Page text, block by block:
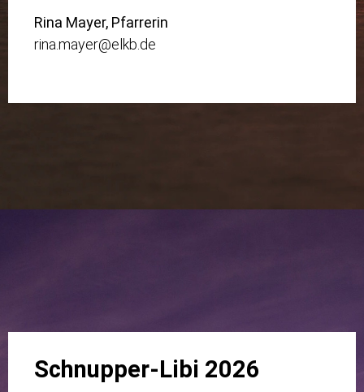
Rina Mayer, Pfarrerin
rina.mayer@elkb.de
Schnupper-Libi 2026